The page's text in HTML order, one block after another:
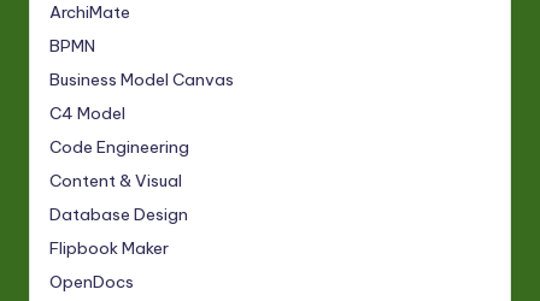
ArchiMate
BPMN
Business Model Canvas
C4 Model
Code Engineering
Content & Visual
Database Design
Flipbook Maker
OpenDocs